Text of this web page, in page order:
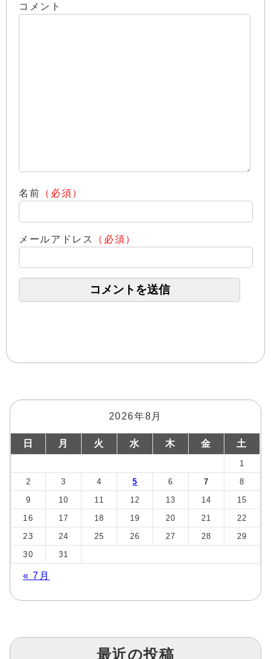
コメント
名前 （必須）
メールアドレス （必須）
2026年8月
日 月 火 水 木 金 土
1
2
3 4 5 6 7
8
9
10 11 12 13 14
15
16
17 18 19 20 21
22
23
24 25 26 27 28
29
30
31
« 7月
最近の投稿